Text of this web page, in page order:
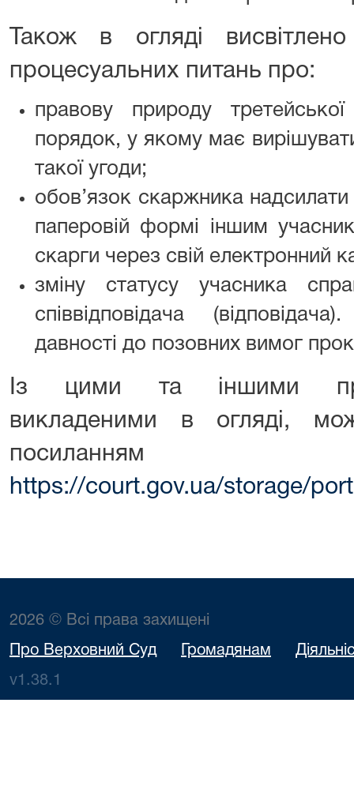
Також в огляді
процесуальних питань про:
правову природу
порядок, у якому має
такої угоди;
обов’язок скаржника надсилати
паперовій формі іншим
скарги через свій електронний
зміну статусу учасника
співвідповідача
давності до позовних вимог
Із цими та іншими
викладеними в огляді,
посиланням
https://court.gov.ua/storage/
2026 © Всі права захищені
Про Верховний Суд Громадянам
v1.38.1